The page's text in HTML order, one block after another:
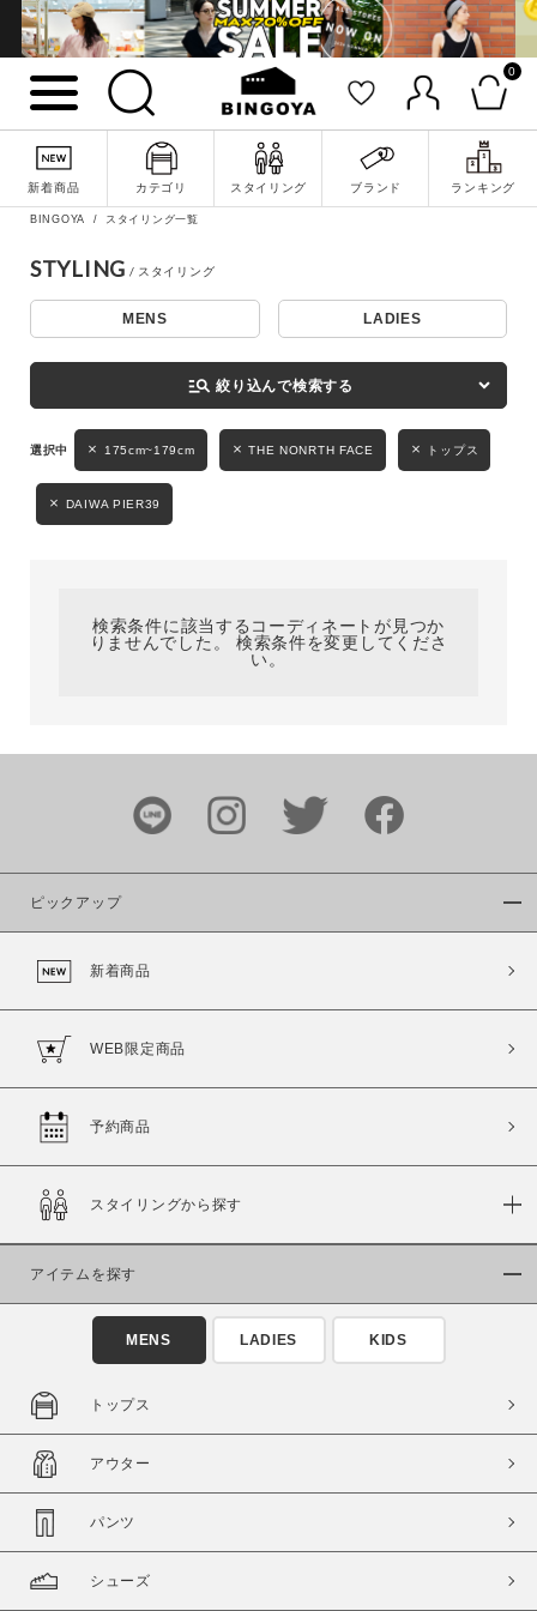
0
新着商品 カテゴリ スタイリング ブランド ランキング
詳細検索
キーワード
性別
MENS LADIES KIDS
ブランド
カラー
商品タイプ
通常商品
セール価格 WEB限定
在庫
在庫あり
BINGOYA スタイリング一覧
STYLING
MENS LADIES
manage_search 絞り込んで検索する
175cm~179cm THE NONRTH FACE トップス
DAIWA PIER39
検索条件に該当するコーディネートが見つか
りませんでした。 検索条件を変更してくださ
い。
ピックアップ
新着商品
WEB限定商品
予約商品
スタイリングから探す
アイテムを探す
MENS LADIES KIDS
トップス
アウター
パンツ
シューズ